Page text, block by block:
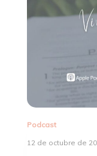
Podcast
12 de octubre de